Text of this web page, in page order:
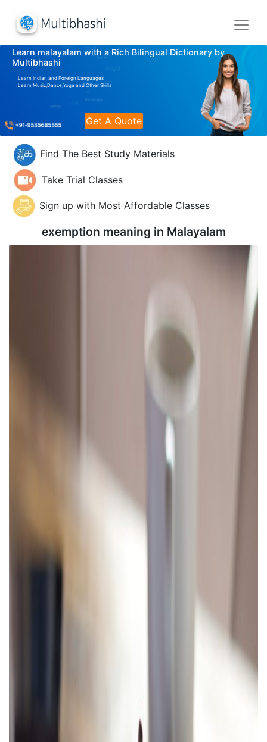
Learn malayalam with a Rich Bilingual Dictionary by
Multibhashi
Learn Indian and Foreign Languages
Learn Music,Dance,Yoga and Other Skills
Get A Quote
Find The Best Study Materials
Take Trial Classes
Sign up with Most Affordable Classes
exemption meaning in Malayalam